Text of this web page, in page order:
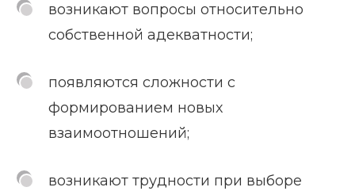
возникают вопросы относительно
собственной адекватности;
появляются сложности с
формированием новых
взаимоотношений;
возникают трудности при выборе